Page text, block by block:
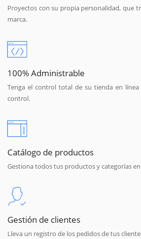
Proyectos con su propia personalidad, que
marca.
100% Administrable
Tenga el control total de su tienda en
control.
Catálogo de productos
Gestiona todos tus productos y categorías
Gestión de clientes
Lleva un registro de los pedidos de tus